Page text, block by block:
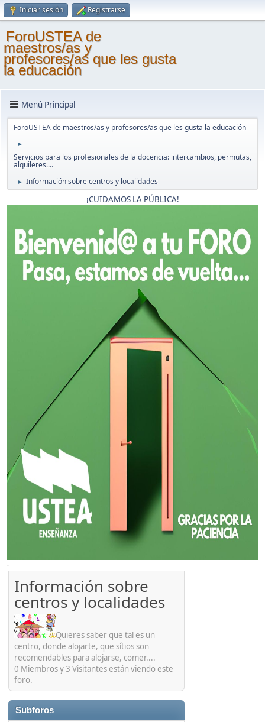
Iniciar sesión Registrarse
ForoUSTEA de
maestros/as y
profesores/as que les gusta
la educación
Menú Principal
ForoUSTEA de maestros/as y profesores/as que les gusta la educación
►
Servicios para los profesionales de la docencia: intercambios, permutas,
alquileres....
► Información sobre centros y localidades
¡CUIDAMOS LA PÚBLICA!
'
Información sobre
centros y localidades
Quieres saber que tal es un
centro, donde alojarte, que sítios son
recomendables para alojarse, comer....
0 Miembros y 3 Visitantes están viendo este
foro.
Subforos